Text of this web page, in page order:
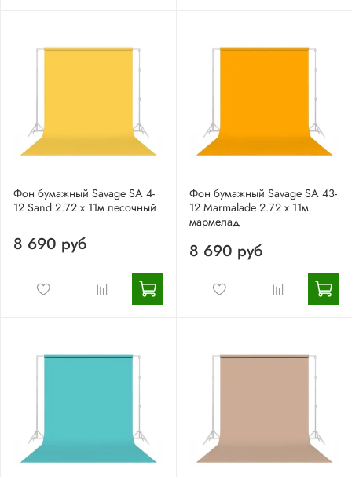
Фон бумажный Savage SA 4-
12 Sand 2.72 x 11м песочный
8 690 руб
Фон бумажный Savage SA 43-
12 Marmalade 2.72 x 11м
мармелад
8 690 руб